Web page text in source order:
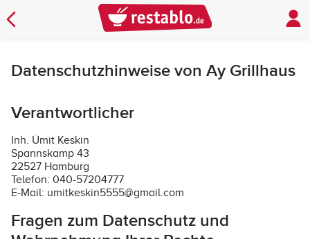
Datenschutzhinweise von Ay Grillhaus
Verantwortlicher
Inh. Ümit Keskin
Spannskamp 43
22527 Hamburg
Telefon: 040-57204777
E-Mail: umitkeskin5555@gmail.com
Fragen zum Datenschutz und